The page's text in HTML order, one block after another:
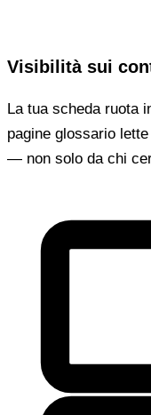
Visibilità sui
La tua scheda ruota
pagine glossario
— non solo da chi